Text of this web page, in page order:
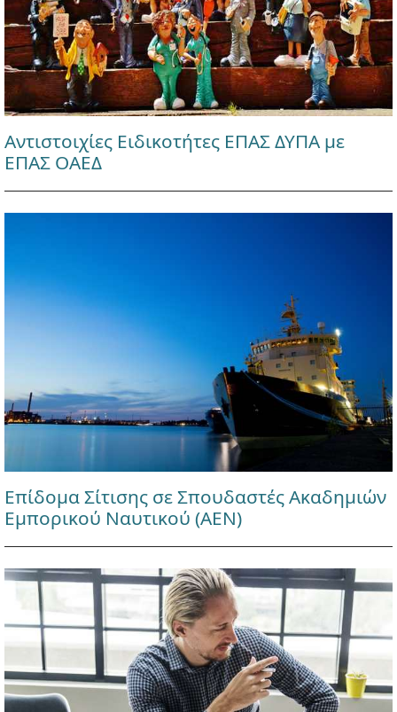
Αντιστοιχίες Ειδικοτήτες ΕΠΑΣ ΔΥΠΑ με
ΕΠΑΣ ΟΑΕΔ
Επίδομα Σίτισης σε Σπουδαστές Ακαδημιών
Εμπορικού Ναυτικού (ΑΕΝ)